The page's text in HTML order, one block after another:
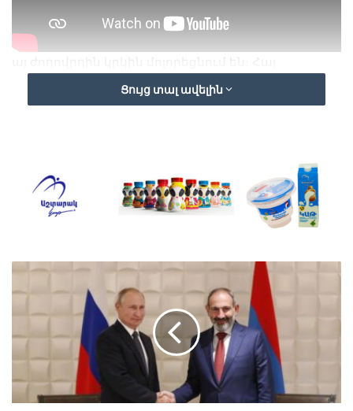
ժողովրդին կրկին տանում են մի ճանապարհով,
որը կարող է վերջ դնել մեր Հայրենիքի գոյությանը։
Հայ խաչակիրների ազատագրական շարժման
առաջնորդ Արթուր Ասատրյանը խոսում է այն
են կտրել Հայաստանն ու Ռուսաստանն իրար
կապող բազմադարյա հազարավոր թելերը։ Այդ
աքլորները որսացել են հարմար պահը և անցել են
Հայ խաչակիրները կողմնակից են, որ մեր
ժողովուրդը զարգացնի բազմաշերտ
Ցույց տալ ավելին